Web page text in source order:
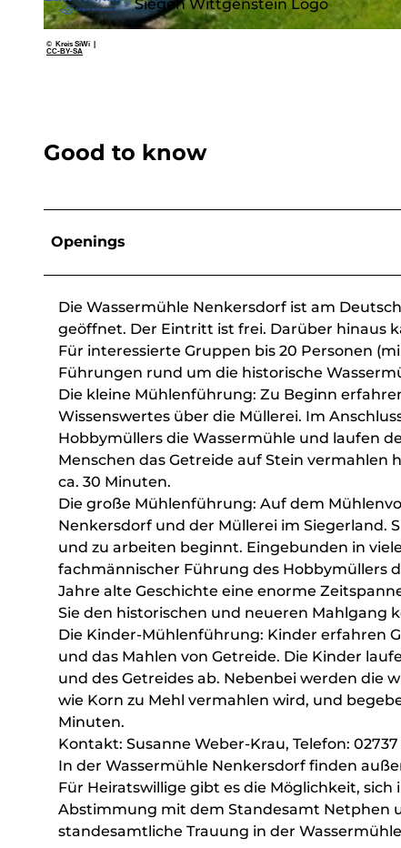
© Kreis SiWi |
CC-BY-SA
Siegen Wittgenstein Logo
Good to know
Openings
Die Wassermühle Nenkersdorf ist am
geöffnet. Der Eintritt ist frei. Darüber hinaus
Für interessierte Gruppen bis 20 Personen
Führungen rund um die historische
Die kleine Mühlenführung: Zu Beginn
Wissenswertes über die Müllerei. Im
Hobbymüllers die Wassermühle und laufen
Menschen das Getreide auf Stein vermahlen
ca. 30 Minuten.
Die große Mühlenführung: Auf dem
Nenkersdorf und der Müllerei im Siegerland.
und zu arbeiten beginnt. Eingebunden in
fachmännischer Führung des Hobbymüllers
Jahre alte Geschichte eine enorme
Sie den historischen und neueren Mahlgang
Die Kinder-Mühlenführung: Kinder erfahren
und das Mahlen von Getreide. Die Kinder
und des Getreides ab. Nebenbei werden die
wie Korn zu Mehl vermahlen wird, und
Minuten.
Kontakt: Susanne Weber-Krau, Telefon: 02737
In der Wassermühle Nenkersdorf finden
Für Heiratswillige gibt es die Möglichkeit,
Abstimmung mit dem Standesamt Netphen
standesamtliche Trauung in der